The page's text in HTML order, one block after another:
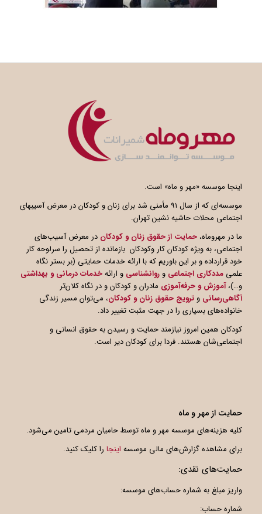
اینجا موسسه «مهر و ماه» است.
موسسه‌ای که از سال ۹۱ مأمنی شد برای زنان و کودکان در معرض آسیبهای
اجتماعی محلات حاشیه نشین تهران.
ما در مهروماه، حمایت از حقوق زنان و کودکان در معرض آسیب‌های
اجتماعی، به ویژه کودکان کار وکودکان بازمانده از تحصیل را سرلوحه کار
خود قرارداده و بر این باوریم که با ارائه خدمات حمایتی (بر بستر نگاه
علمی مددکاری اجتماعی وروانشناسی و ارائهخدمات درمانی و بهداشتی
و…)،آموزش و حرفه‌آموزی مادران و کودکان و در نگاه کلان‌تر
آگاهیرسانی وترویج حقوق زنان و کودکان، می‌توان مسیر زندگی
خانواده‌های بسیاری را در جهت مثبت تغییر داد.
کودکان همین امروز نیازمند حمایت و رسیدن به حقوق انسانی و
اجتماعی‌شان هستند. فردا برای کودکان دیر است.
حمایت از مهر و ماه
کلیه هزینه‌های موسسه مهر و ماه توسط حامیان مردمی تامین می‌شود.
برای مشاهده گزارش‌های مالی موسسه اینجارا کلیک کنید.
حمایت‌های نقدی:
واریز مبلغ به شماره حساب‌های موسسه:
شماره حساب: